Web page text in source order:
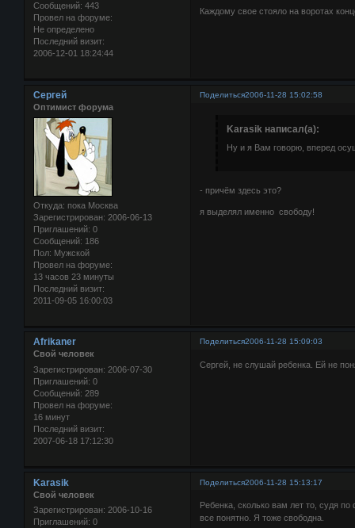
Сообщений: 443
Провел на форуме:
Не определено
Последний визит:
2006-12-01 18:24:44
Каждому свое стояло на воротах
Поделиться2006-11-28 15:02:58
Сергей
Оптимист форума
Откуда: пока Москва
Зарегистрирован: 2006-06-13
Приглашений: 0
Сообщений: 186
Пол: Мужской
Провел на форуме:
13 часов 23 минуты
Последний визит:
2011-09-05 16:00:03
Karasik написал(а):
Ну и я Вам говорю, вперед
- причём здесь это?
я выделял именно свободу!
Поделиться2006-11-28 15:09:03
Afrikaner
Свой человек
Зарегистрирован: 2006-07-30
Приглашений: 0
Сообщений: 289
Провел на форуме:
16 минут
Последний визит:
2007-06-18 17:12:30
Сергей, не слушай ребенка. Ей не
Поделиться2006-11-28 15:13:17
Karasik
Свой человек
Зарегистрирован: 2006-10-16
Приглашений: 0
Ребенка, сколько вам лет то, судя
все понятно. Я тоже свободна.